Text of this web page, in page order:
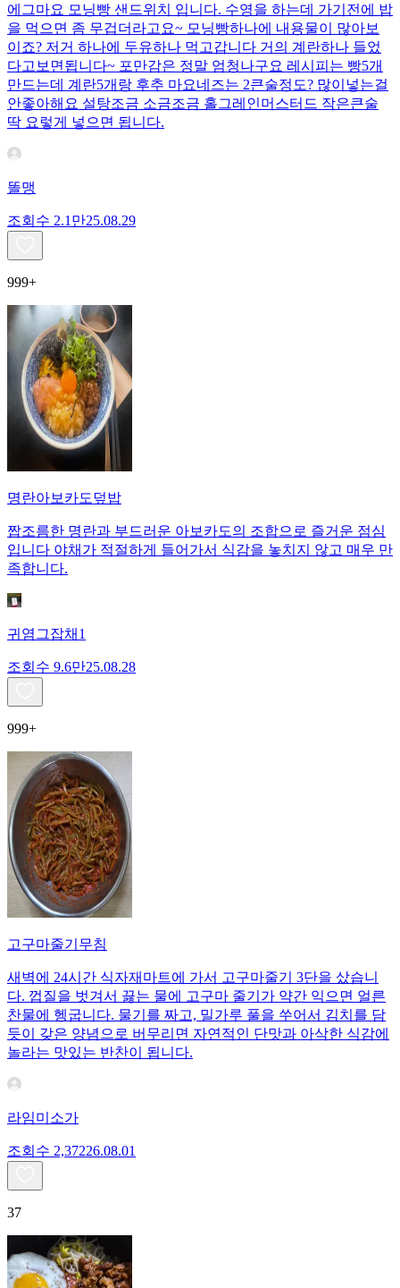
에그마요 모닝빵 샌드위치 입니다. 수영을 하는데 가기전에 밥
을 먹으면 좀 무겁더라고요~ 모닝빵하나에 내용물이 많아보
이죠? 저거 하나에 두유하나 먹고갑니다 거의 계란하나 들었
다고보면됩니다~ 포만감은 정말 엄청나구요 레시피는 빵5개
만드는데 계란5개랑 후추 마요네즈는 2큰술정도? 많이넣는걸
안좋아해요 설탕조금 소금조금 홀그레인머스터드 작은큰술
딱 요렇게 넣으면 됩니다.
똘맹
조회수 2.1만25.08.29
999+
명란아보카도덮밥
짭조름한 명란과 부드러운 아보카도의 조합으로 즐거운 점심
입니다 야채가 적절하게 들어가서 식감을 놓치지 않고 매우 만
족합니다.
귀염그잡채1
조회수 9.6만25.08.28
999+
고구마줄기무침
새벽에 24시간 식자재마트에 가서 고구마줄기 3단을 샀습니
다. 껍질을 벗겨서 끓는 물에 고구마 줄기가 약간 익으면 얼른
찬물에 헹굽니다. 물기를 짜고, 밀가루 풀을 쑤어서 김치를 담
듯이 갖은 양념으로 버무리면 자연적인 단맛과 아삭한 식감에
놀라는 맛있는 반찬이 됩니다.
라임미소가
조회수 2,37226.08.01
37